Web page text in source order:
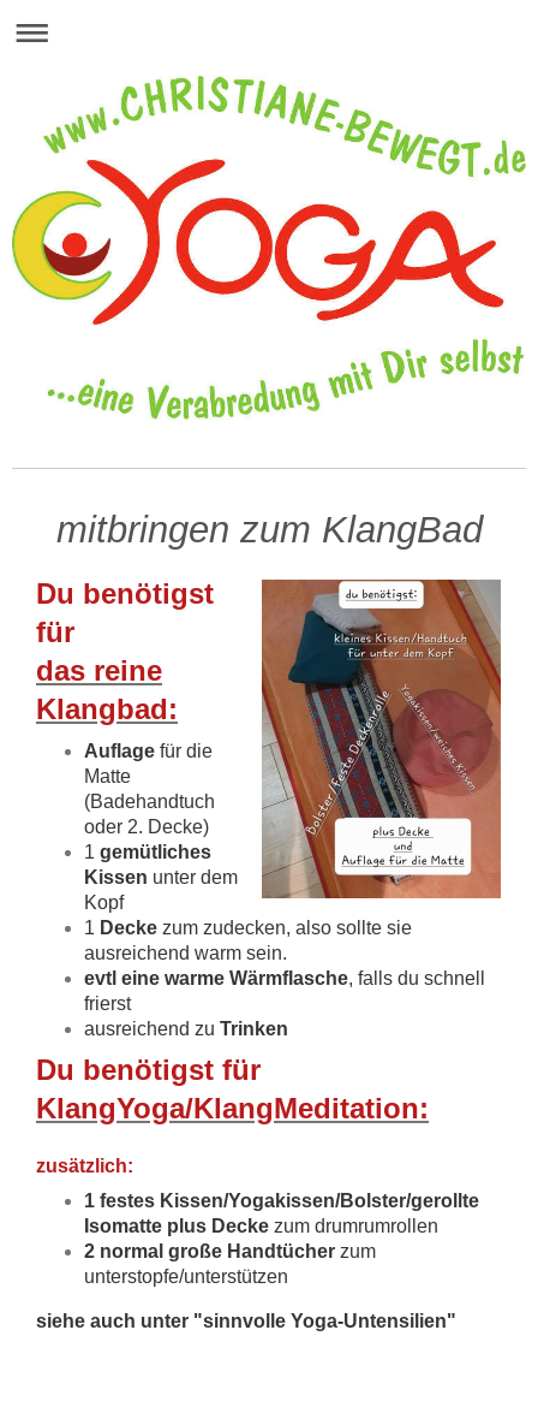
mitbringen zum KlangBad
Du benötigst
für
das reine
Klangbad:
Auflage für die
Matte
(Badehandtuch
oder 2. Decke)
1 gemütliches
Kissen unter dem
Kopf
1 Decke zum zudecken, also sollte sie
ausreichend warm sein.
evtl eine warme Wärmflasche, falls du schnell
frierst
ausreichend zu Trinken
Du benötigst für
KlangYoga/KlangMeditation:
zusätzlich:
1 festes Kissen/Yogakissen/Bolster/gerollte
Isomatte plus Decke zum drumrumrollen
2 normal große Handtücher zum
unterstopfe/unterstützen
siehe auch unter "sinnvolle Yoga-Untensilien"